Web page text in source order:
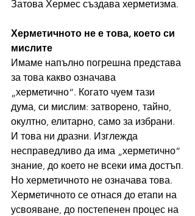
Затова Хермес създава херметизма.
Херметичното не е това, което си
мислите
Имаме напълно погрешна представа
за това какво означава
„херметично“. Когато чуем тази
дума, си мислим: затворено, тайно,
окултно, елитарно, само за избрани.
И това ни дразни. Изглежда
несправедливо да има „херметично“
знание, до което не всеки има достъп.
Но херметичното не означава това.
Херметичното се отнася до етапи на
усвояване, до постепенен процес на